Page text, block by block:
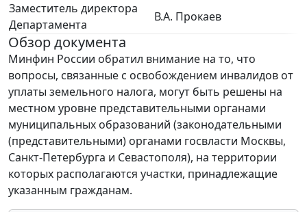
Заместитель директора
Департамента
В.А. Прокаев
Обзор документа
Минфин России обратил внимание на то, что
вопросы, связанные с освобождением инвалидов от
уплаты земельного налога, могут быть решены на
местном уровне представительными органами
муниципальных образований (законодательными
(представительными) органами госвласти Москвы,
Санкт-Петербурга и Севастополя), на территории
которых располагаются участки, принадлежащие
указанным гражданам.